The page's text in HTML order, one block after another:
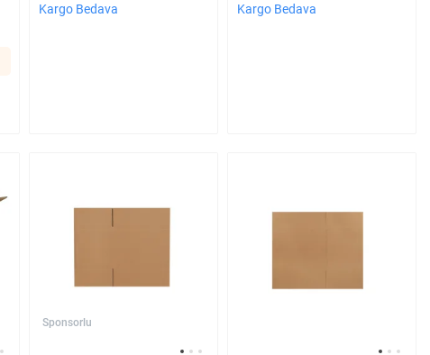
Kargo Bedava Kargo Bedava
Sponsorlu